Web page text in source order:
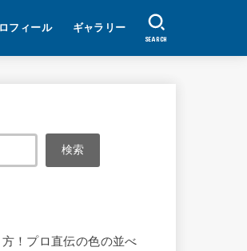
フィール ギャラリー
SEARCH
検索
！プロ直伝の色の並べ